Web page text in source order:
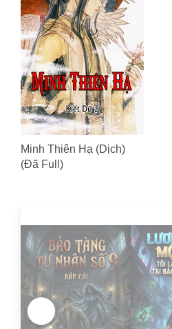
Minh Thiên Hạ (Dịch)
(Đã Full)